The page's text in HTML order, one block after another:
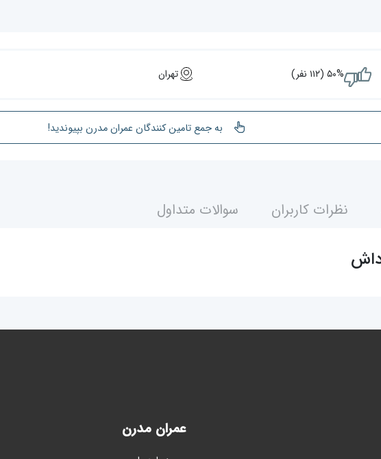
۵۰% (۱۱۲ نفر) تهران
به جمع تامین کنندگان عمران مدرن بپیوندید!
نظرات کاربران سوالات متداول
عمران مدرن